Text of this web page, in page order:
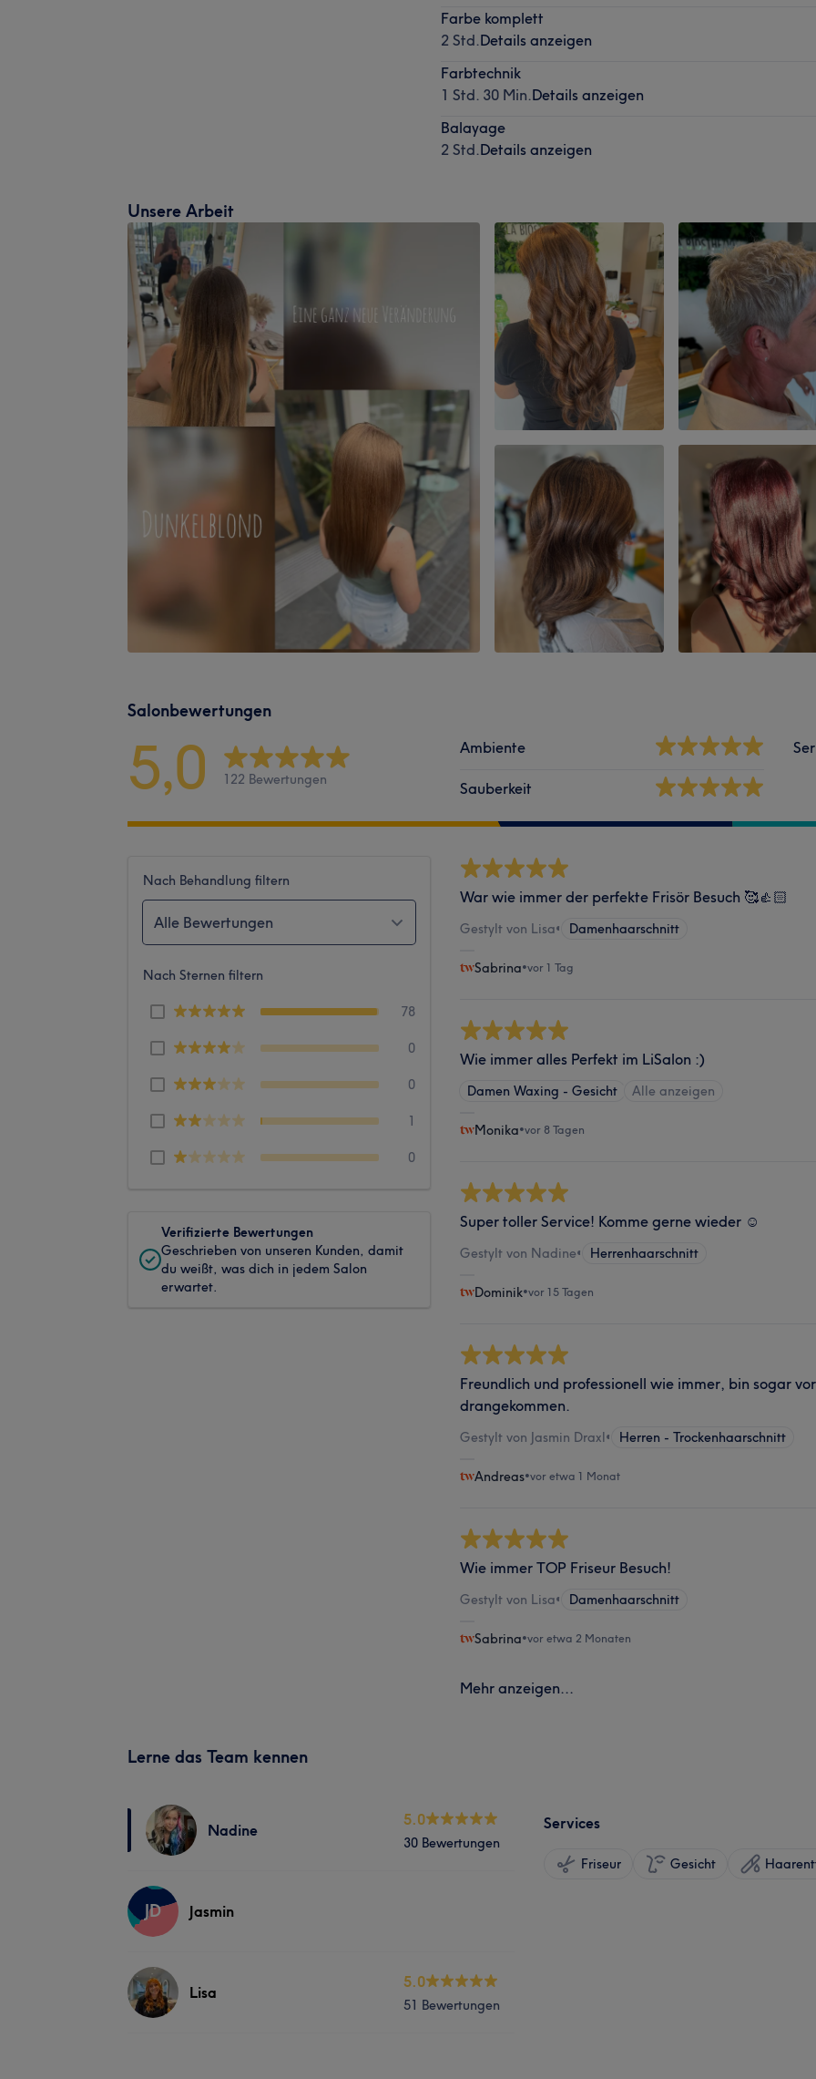
Farbe komplett
2 Std.Details anzeigen
Farbtechnik
1 Std. 30 Min.Details anzeigen
Balayage
2 Std.Details anzeigen
Unsere Arbeit
Salonbewertungen
5,0 122 Bewertungen
Ambiente
Sauberkeit
Nach Behandlung filtern
Alle Bewertungen
Nach Sternen filtern
78
0
0
1
0
Verifizierte Bewertungen
Geschrieben von unseren Kunden, damit
du weißt, was dich in jedem Salon
erwartet.
War wie immer der perfekte Frisör Besuch 🥰👍🏻
Gestylt von Lisa• Damenhaarschnitt
Sabrina•vor 1 Tag
Wie immer alles Perfekt im LiSalon :)
Damen Waxing - Gesicht Alle anzeigen
Monika•vor 8 Tagen
Super toller Service! Komme gerne wieder ☺️
Gestylt von Nadine• Herrenhaarschnitt
Dominik•vor 15 Tagen
Freundlich und professionell wie immer, bin sogar
drangekommen.
Gestylt von Jasmin Draxl• Herren - Trockenhaarschnitt
Andreas•vor etwa 1 Monat
Wie immer TOP Friseur Besuch!
Gestylt von Lisa• Damenhaarschnitt
Sabrina•vor etwa 2 Monaten
Mehr anzeigen...
Lerne das Team kennen
Nadine
5.0
30 Bewertungen
JD Jasmin
Lisa
5.0
51 Bewertungen
Services
Friseur Gesicht